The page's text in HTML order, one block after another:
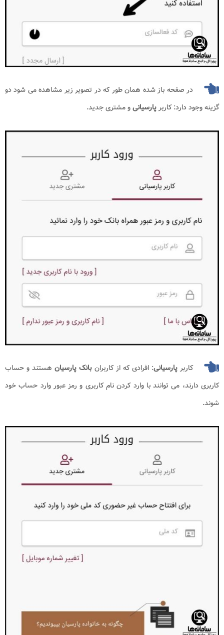
در صفحه باز شده همان طور که در تصویر زیر مشاهده می شود دو
گزینه وجود دارد: کاربرپارسیانیو مشتری جدید.
کاربرپارسیانی: افرادی که از کاربرانبانک پارسیانهستند و حساب
کاربری دارند، می توانند با وارد کردن نام کاربری و رمز عبور وارد حساب خود
شوند.